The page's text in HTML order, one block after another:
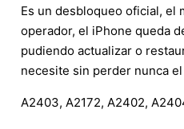
Es un desbloqueo oficial, el
operador, el iPhone queda
pudiendo actualizar o
necesite sin perder nunca
A2403, A2172, A2402,